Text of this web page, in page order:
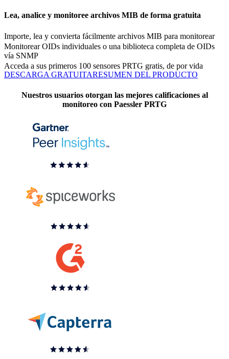
Lea, analice y monitoree archivos MIB de forma gratuita
Importe, lea y convierta fácilmente archivos MIB para monitorear
Monitorear OIDs individuales o una biblioteca completa de OIDs
vía SNMP
Acceda a sus primeros 100 sensores PRTG gratis, de por vida
DESCARGA GRATUITARESUMEN DEL PRODUCTO
Nuestros usuarios otorgan las mejores calificaciones al
monitoreo con Paessler PRTG